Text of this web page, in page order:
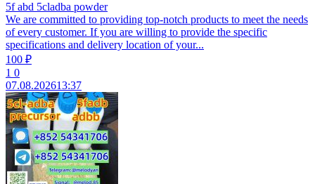
5f abd 5cladba powder
We are committed to providing top-notch products to meet the needs
of every customer. If you are willing to provide the specific
specifications and delivery location of your...
100 ₽
1 0
07.08.202613:37